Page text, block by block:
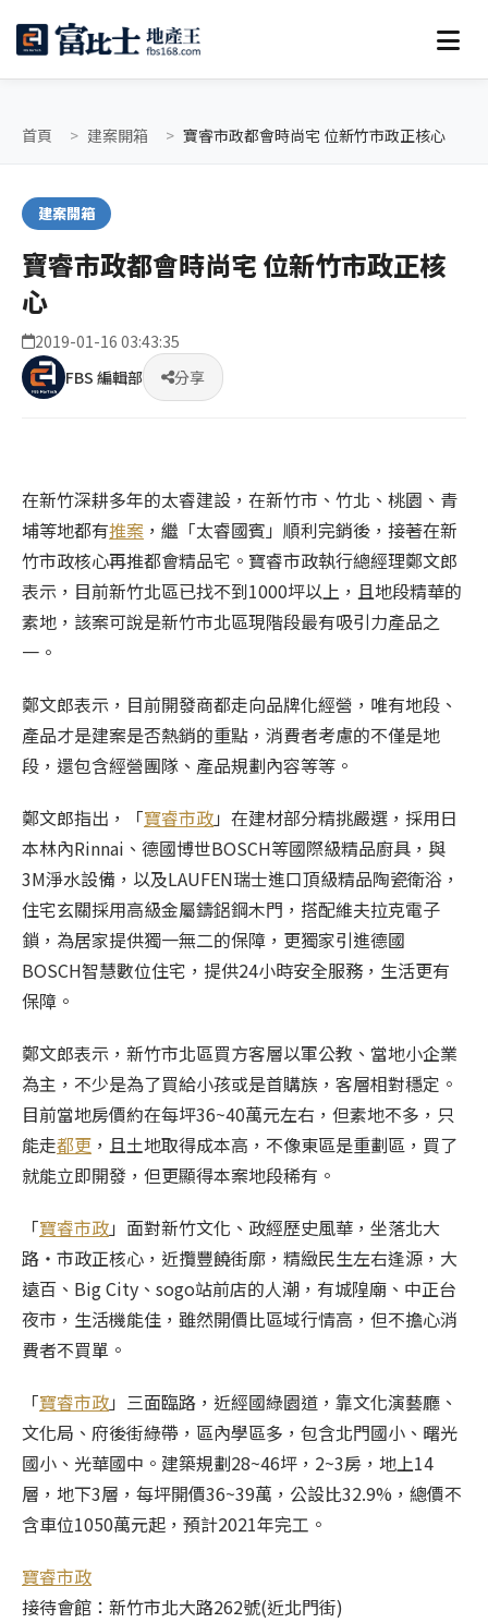
首頁 建案開箱 寶睿市政都會時尚宅 位新竹市政正核心
建案開箱
寶睿市政都會時尚宅 位新竹市政正核
心
2019-01-16 03:43:35
FBS 編輯部
分享
在新竹深耕多年的太睿建設，在新竹市、竹北、桃園、青
埔等地都有推案 ，繼「太睿國賓」順利完銷後，接著在新
竹市政核心再推都會精品宅。寶睿市政執行總經理鄭文郎
表示，目前新竹北區已找不到1000坪以上，且地段精華的
素地，該案可說是新竹市北區現階段最有吸引力產品之
一。
鄭文郎表示，目前開發商都走向品牌化經營，唯有地段、
產品才是建案是否熱銷的重點，消費者考慮的不僅是地
段，還包含經營團隊、產品規劃內容等等。
鄭文郎指出，「寶睿市政」在建材部分精挑嚴選，採用日
本林內Rinnai、德國博世BOSCH等國際級精品廚具，與
3M淨水設備，以及LAUFEN瑞士進口頂級精品陶瓷衛浴，
住宅玄關採用高級金屬鑄鋁鋼木門，搭配維夫拉克電子
鎖，為居家提供獨一無二的保障，更獨家引進德國
BOSCH智慧數位住宅，提供24小時安全服務，生活更有
保障。
鄭文郎表示，新竹市北區買方客層以軍公教、當地小企業
為主，不少是為了買給小孩或是首購族，客層相對穩定。
目前當地房價約在每坪36~40萬元左右，但素地不多，只
能走都更 ，且土地取得成本高，不像東區是重劃區，買了
就能立即開發，但更顯得本案地段稀有。
「寶睿市政」面對新竹文化、政經歷史風華，坐落北大
路‧市政正核心，近攬豐饒街廓，精緻民生左右逢源，大
遠百、Big City、sogo站前店的人潮，有城隍廟、中正台
夜市，生活機能佳，雖然開價比區域行情高，但不擔心消
費者不買單。
「寶睿市政」三面臨路，近經國綠園道，靠文化演藝廳、
文化局、府後街綠帶，區內學區多，包含北門國小、曙光
國小、光華國中。建築規劃28~46坪，2~3房，地上14
層，地下3層，每坪開價36~39萬，公設比32.9%，總價不
含車位1050萬元起，預計2021年完工。
寶睿市政
接待會館：新竹市北大路262號(近北門街)